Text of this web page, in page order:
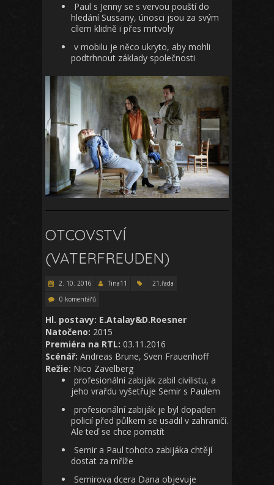
Paul s Jenny se s vervou pouští do
hledání Sussany, únosci jsou za svým
cílem klidně i přes mrtvoly
v mobilu je něco ukryto, aby mohli
podtrhnout základy společnosti
OTCOVSTVÍ
(VATERFREUDEN)
2. 10. 2016 Tina11
21.řada
0 komentářů
Hl. postavy: E.Atalay&D.Roesner
Natočeno: 2015
Premiéra na RTL: 03.11.2016
Scénář: Andreas Brune, Sven Frauenhoff
Režie: Nico Zavelberg
profesionální zabiják zabil civilistu, a
jeho vrařdu vyšetřuje Semir s Paulem
profesionální zabiják je byl dopaden
policií před půlkem se usadil v zahraničí.
Ale teď se chce pomstít
Semir a Paul tohoto zabijáka chtějí
dostat za mříže
Semirova dcera Dana objevuje